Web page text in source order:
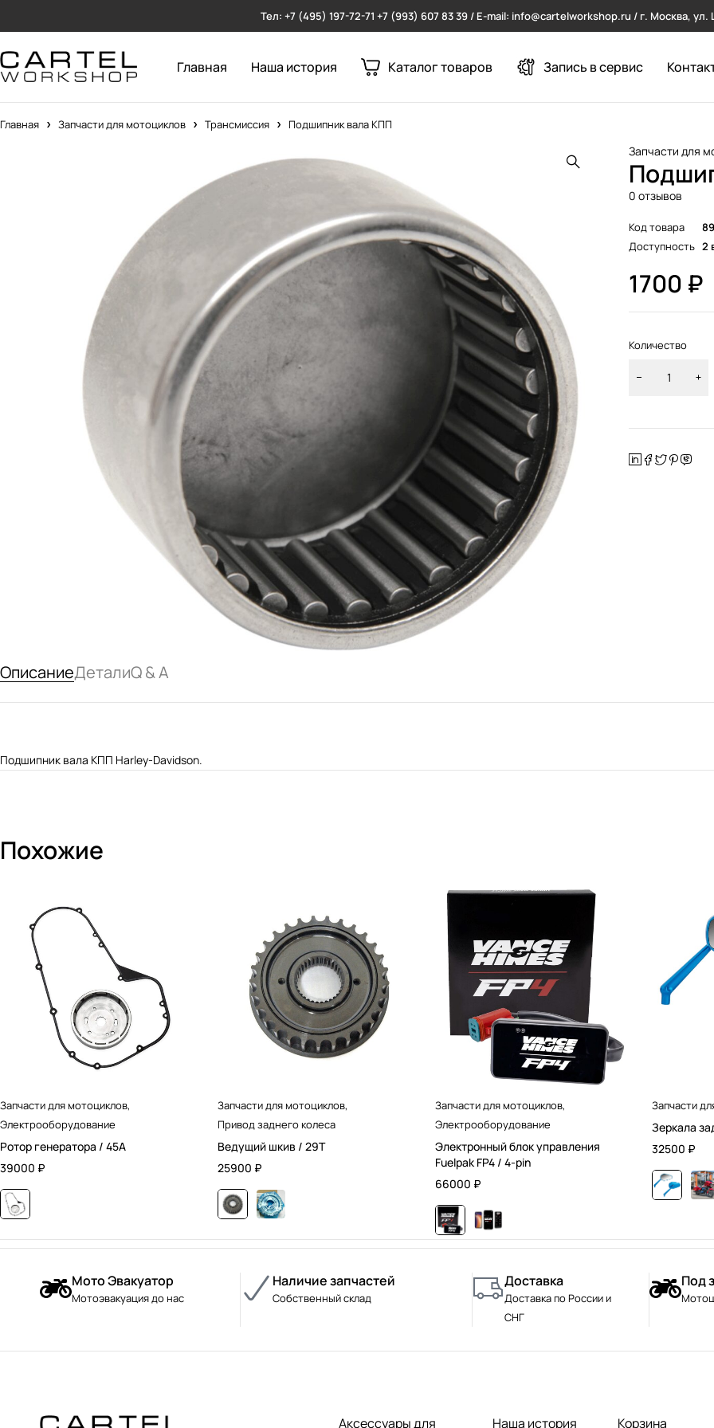
Тел: +7 (495) 197-72-71 +7 (993) 607 83 39 / E-mail: info@cartelworkshop.ru / г. Москва,
Главная Наша история Каталог товаров Запись в сервис
Главная Запчасти для мотоциклов Трансмиссия Подшипник вала КПП
Запчасти для
0 отзывов
Код товара
Доступность 2
1700 ₽
Количество
ОписаниеДеталиQ & A
Подшипник вала КПП Harley-Davidson.
Похожие
Запчасти для мотоциклов,
Электрооборудование
Ротор генератора / 45А
39000 ₽
Запчасти для мотоциклов,
Привод заднего колеса
Ведущий шкив / 29T
25900 ₽
Запчасти для мотоциклов,
Электрооборудование
Электронный блок управления
Fuelpak FP4 / 4-pin
66000 ₽
Запчасти
Зеркала
32500 ₽
Мото Эвакуатор
Мотоэвакуация до нас
Наличие запчастей
Собственный склад
Доставка
Доставка по России и
СНГ
Под
Аксессуары для Наша история Корзина